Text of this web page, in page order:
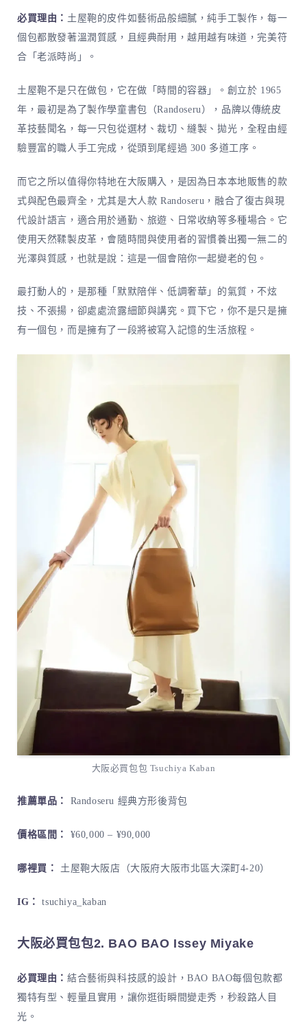
必買理由： 土屋鞄的皮件如藝術品般細膩，純手工製作，每一
個包都散發著溫潤質感，且經典耐用，越用越有味道，完美符
合「老派時尚」。
土屋鞄不是只在做包，它在做「時間的容器」。創立於 1965
年，最初是為了製作學童書包（Randoseru），品牌以傳統皮
革技藝聞名，每一只包從選材、裁切、縫製、拋光，全程由經
驗豐富的職人手工完成，從頭到尾經過 300 多道工序。
而它之所以值得你特地在大阪購入，是因為日本本地販售的款
式與配色最齊全，尤其是大人款 Randoseru，融合了復古與現
代設計語言，適合用於通勤、旅遊、日常收納等多種場合。它
使用天然鞣製皮革，會隨時間與使用者的習慣養出獨一無二的
光澤與質感，也就是說：這是一個會陪你一起變老的包。
最打動人的，是那種「默默陪伴、低調奢華」的氣質，不炫
技、不張揚，卻處處流露細節與講究。買下它，你不是只是擁
有一個包，而是擁有了一段將被寫入記憶的生活旅程。
大阪必買包包 Tsuchiya Kaban
推薦單品： Randoseru 經典方形後背包
價格區間： ¥60,000 – ¥90,000
哪裡買： 土屋鞄大阪店（大阪府大阪市北區大深町4-20）
IG： tsuchiya_kaban
大阪必買包包2. BAO BAO Issey Miyake
必買理由： 結合藝術與科技感的設計，BAO BAO每個包款都
獨特有型、輕量且實用，讓你逛街瞬間變走秀，秒殺路人目
光。